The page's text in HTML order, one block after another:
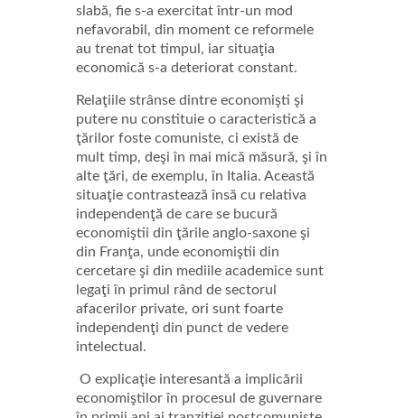
slabă, fie s-a exercitat într-un mod
nefavorabil, din moment ce reformele
au trenat tot timpul, iar situaţia
economică s-a deteriorat constant.
Relaţiile strânse dintre economişti şi
putere nu constituie o caracteristică a
ţărilor foste comuniste, ci există de
mult timp, deşi în mai mică măsură, şi în
alte ţări, de exemplu, în Italia. Această
situaţie contrastează însă cu relativa
independenţă de care se bucură
economiştii din ţările anglo-saxone şi
din Franţa, unde economiştii din
cercetare şi din mediile academice sunt
legaţi în primul rând de sectorul
afacerilor private, ori sunt foarte
independenţi din punct de vedere
intelectual.
O explicaţie interesantă a implicării
economiştilor în procesul de guvernare